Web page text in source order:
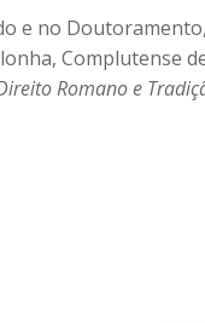
e no
Complutense
Romano e